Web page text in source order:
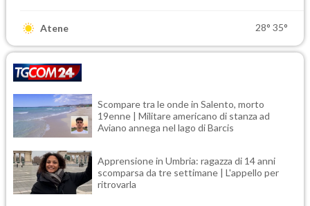
Atene 28° 35°
Scompare tra le onde in Salento, morto
19enne | Militare americano di stanza ad
Aviano annega nel lago di Barcis
Apprensione in Umbria: ragazza di 14 anni
scomparsa da tre settimane | L'appello per
ritrovarla